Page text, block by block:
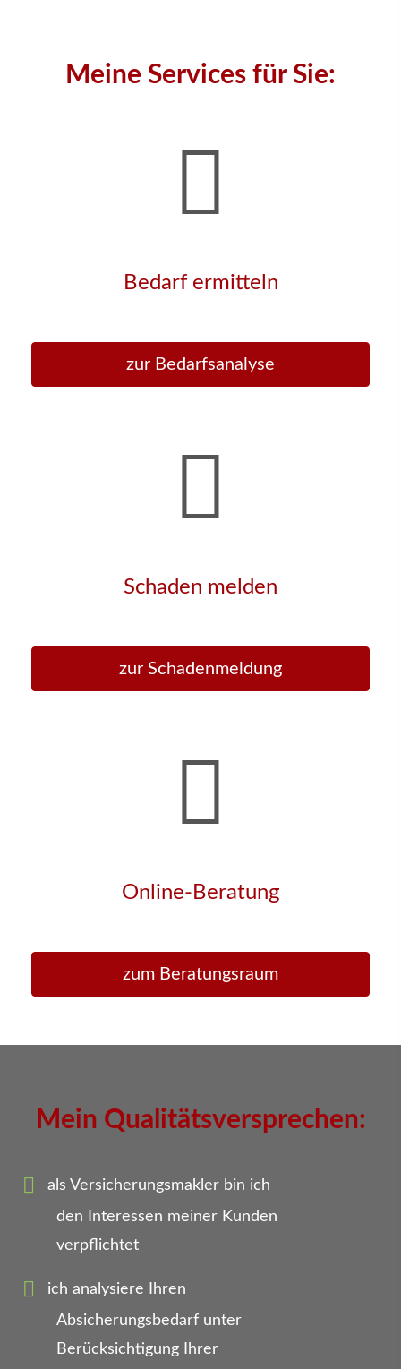
Meine Services für Sie:
Bedarf ermitteln
zur Bedarfsanalyse
Schaden melden
zur Schadenmeldung
Online-Beratung
zum Beratungsraum
Mein Qualitätsversprechen:
als Ver­sicherungs­makler bin ich
den Interessen meiner Kunden
verpflichtet
ich analysiere Ihren
Absicherungsbedarf unter
Berücksichtigung Ihrer